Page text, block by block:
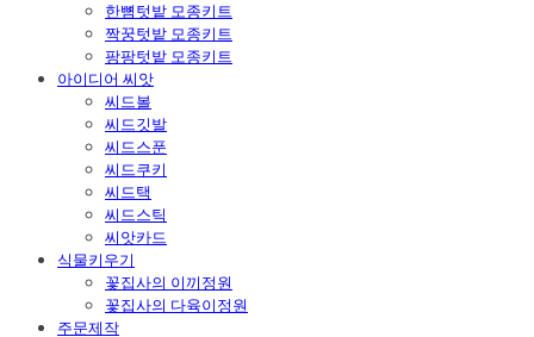
한뼘텃밭 모종키트
짝꿍텃밭 모종키트
팡팡텃밭 모종키트
아이디어 씨앗
씨드볼
씨드깃발
씨드스푼
씨드쿠키
씨드택
씨드스틱
씨앗카드
식물키우기
꽃집사의 이끼정원
꽃집사의 다육이정원
주문제작